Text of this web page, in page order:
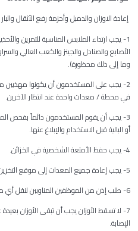
إعادة الاوزان والدمبل وأحزمة رفع الأثقال
1- يجب ارتداء الملابس المناسبة للتمرين
الأصابع والصنادل والجينز والكعب العالي
وما إلى ذلك محظورة).
2- يجب على المستخدمون أن يكونوا مهذبين
في محطة / معدات واحدة عند انتظار الآخرين.
3- يجب أن يقوم المستخدمون دائماً بفحص
أو البالية قبل الاستخدام والإبلاغ عنها.
4- يجب حفظ الأمتعة الشخصية في الخزائن.
5- يجب إعادة جميع المعدات إلى موقع التخزين المناسب بعد الاستخدام.
6- طلب إذن من الموظفين المناوبين لنقل أي معدات أو مقاعد، إلخ.
7- لا تسقط الأوزان يجب أن تبقى الأوزان
الإصابة.